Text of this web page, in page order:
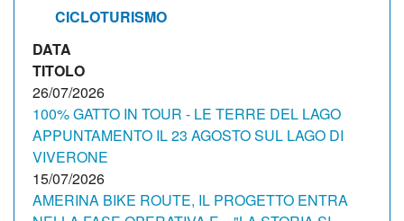
CALENDARIO
OSCAR
ALBI D'ORO
NEWSLETTER
CICLOTURISMO
DATA
TITOLO
26/07/2026
100% GATTO IN TOUR - LE TERRE DEL LAGO
APPUNTAMENTO IL 23 AGOSTO SUL LAGO DI
VIVERONE
15/07/2026
AMERINA BIKE ROUTE, IL PROGETTO ENTRA